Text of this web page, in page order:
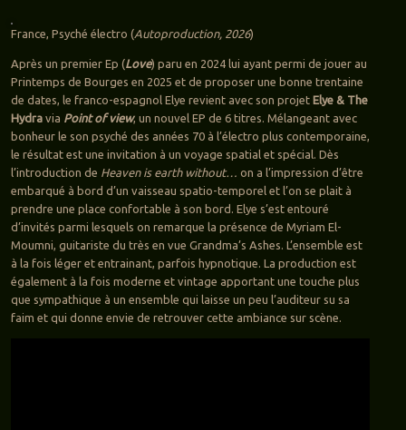
France, Psyché électro (Autoproduction, 2026)
Après un premier Ep (Love) paru en 2024 lui ayant permi de jouer au
Printemps de Bourges en 2025 et de proposer une bonne trentaine
de dates, le franco-espagnol Elye revient avec son projet Elye & The
Hydravia Point of view, un nouvel EP de 6 titres. Mélangeant avec
bonheur le son psyché des années 70 à l’électro plus contemporaine,
le résultat est une invitation à un voyage spatial et spécial. Dès
l’introduction de Heaven is earth without… on a l’impression d’être
embarqué à bord d’un vaisseau spatio-temporel et l’on se plait à
prendre une place confortable à son bord. Elye s’est entouré
d’invités parmi lesquels on remarque la présence de Myriam El-
Moumni, guitariste du très en vue Grandma’s Ashes. L’ensemble est
à la fois léger et entrainant, parfois hypnotique. La production est
également à la fois moderne et vintage apportant une touche plus
que sympathique à un ensemble qui laisse un peu l’auditeur su sa
faim et qui donne envie de retrouver cette ambiance sur scène.